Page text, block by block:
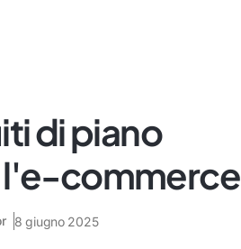
di piano
l'e-commerce
8 giugno 2025